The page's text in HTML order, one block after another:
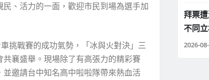
、活力的一面，歡迎市民到場為選手加
挑戰賽的成功氣勢，「冰與火對決」三
襄盛舉。現場除了有高張力的精彩賽
邀請台中知名高中啦啦隊帶來熱血活
拜票
不同
2026-